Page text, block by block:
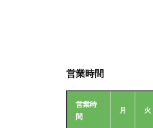
営業時間
営業時
間
月 火